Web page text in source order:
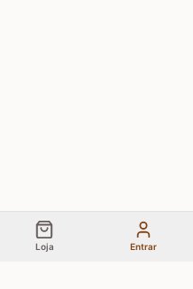
Loja Entrar